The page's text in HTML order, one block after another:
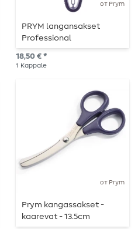
от Prym
PRYM langansakset
Professional
18,50 € *
1 Kappale
от Prym
Prym kangassakset -
kaarevat - 13.5cm